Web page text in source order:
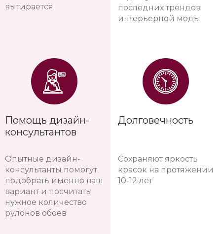
вытирается
Помощь дизайн-
консультантов
Опытные дизайн-
консультанты помогут
подобрать именно ваш
вариант и посчитать
нужное количество
рулонов обоев
последних трендов
интерьерной моды
Долговечность
Сохраняют яркость
красок на протяжении
10-12 лет